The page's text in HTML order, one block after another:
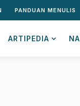
PANDUAN MENULIS
ARTIPEDIA